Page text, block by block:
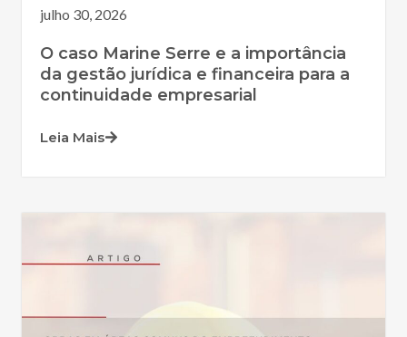
julho 30, 2026
O caso Marine Serre e a importância
da gestão jurídica e financeira para a
continuidade empresarial
Leia Mais